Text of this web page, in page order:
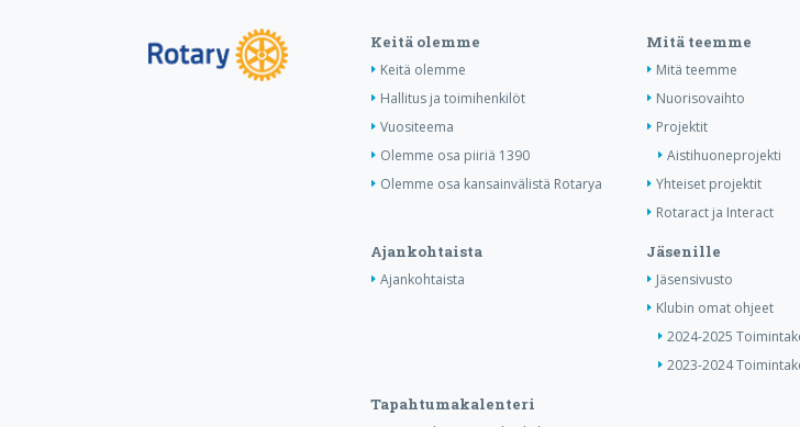
Keitä olemme
Keitä olemme
Hallitus ja toimihenkilöt
Vuositeema
Olemme osa piiriä 1390
Olemme osa kansainvälistä Rotarya
Mitä teemme
Mitä teemme
Nuorisovaihto
Projektit
Aistihuoneprojekti
Yhteiset projektit
Rotaract ja Interact
Ajankohtaista
Ajankohtaista
Jäsenille
Jäsensivusto
Klubin omat ohjeet
2024-2025
2023-2024
Tapahtumakalenteri